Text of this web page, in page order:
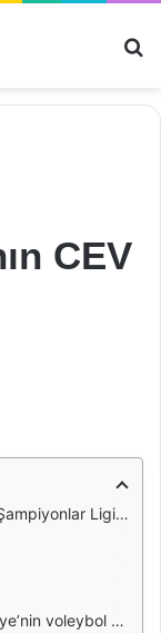
CEV
Zirveye Yolculuk
mücadele eden VakıfBank, bu organizasyonda sürekli olarak kendini geliştirmekte ve yenilikler yapmaktadır.